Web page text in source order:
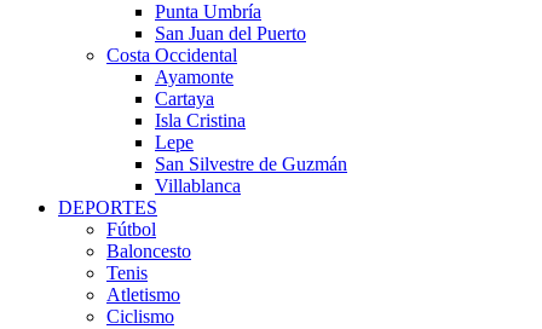
Punta Umbría
San Juan del Puerto
Costa Occidental
Ayamonte
Cartaya
Isla Cristina
Lepe
San Silvestre de Guzmán
Villablanca
DEPORTES
Fútbol
Baloncesto
Tenis
Atletismo
Ciclismo